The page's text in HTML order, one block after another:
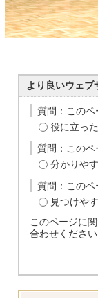
より良いウェブ
質問：このペ
役に立った
質問：このペ
分かりや
質問：このペ
見つけや
このページに
合わせください